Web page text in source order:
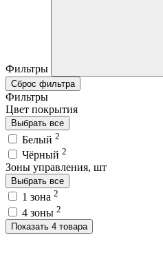
Фильтры
Сброс фильтра
Фильтры
Цвет покрытия
Выбрать все
Белый 2
Чёрный 2
Зоны управления, шт
Выбрать все
1 зона 2
4 зоны 2
Показать 4 товара